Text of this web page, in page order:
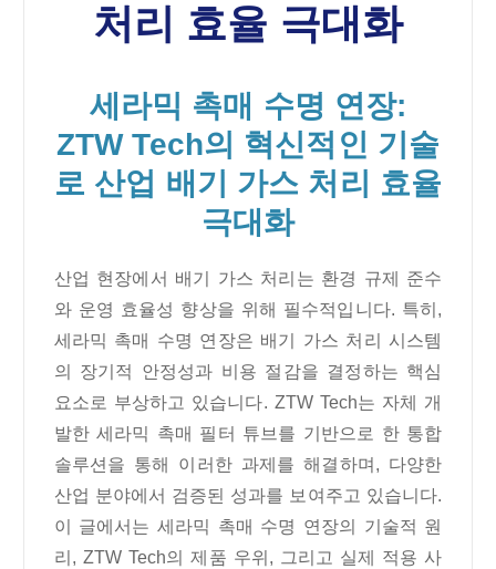
처리 효율 극대화
세라믹 촉매 수명 연장:
ZTW Tech의 혁신적인 기술
로 산업 배기 가스 처리 효율
극대화
산업 현장에서 배기 가스 처리는 환경 규제 준수
와 운영 효율성 향상을 위해 필수적입니다. 특히,
세라믹 촉매 수명 연장은 배기 가스 처리 시스템
의 장기적 안정성과 비용 절감을 결정하는 핵심
요소로 부상하고 있습니다. ZTW Tech는 자체 개
발한 세라믹 촉매 필터 튜브를 기반으로 한 통합
솔루션을 통해 이러한 과제를 해결하며, 다양한
산업 분야에서 검증된 성과를 보여주고 있습니다.
이 글에서는 세라믹 촉매 수명 연장의 기술적 원
리, ZTW Tech의 제품 우위, 그리고 실제 적용 사